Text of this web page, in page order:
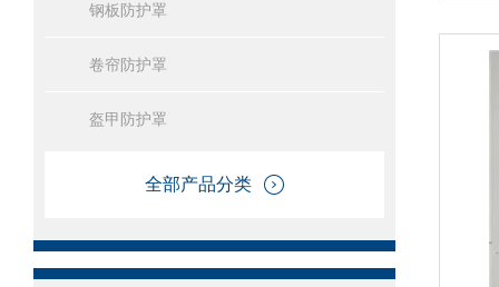
钢板防护罩
卷帘防护罩
盔甲防护罩
全部产品分类